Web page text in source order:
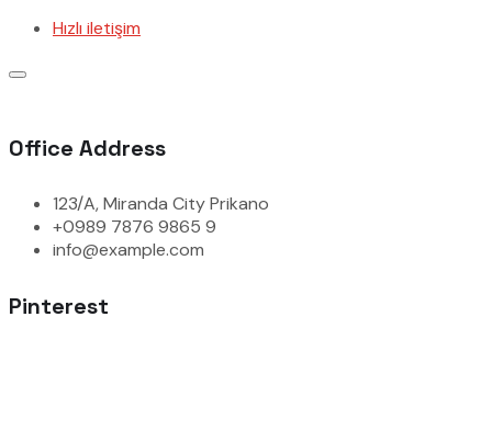
Hızlı iletişim
Office Address
123/A, Miranda City Prikano
+0989 7876 9865 9
info@example.com
Pinterest